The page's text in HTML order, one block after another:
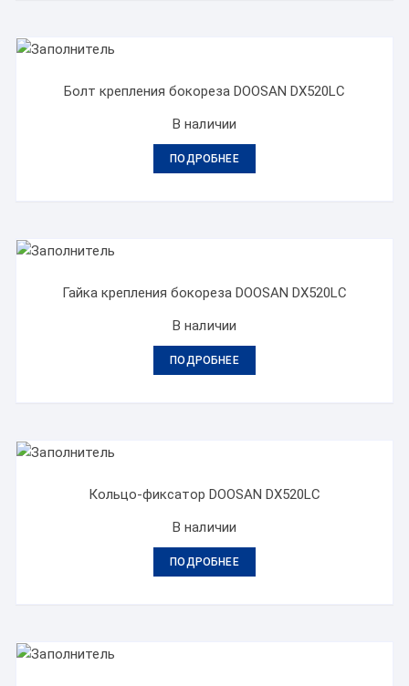
Болт крепления бокореза DOOSAN DX520LC
В наличии
ПОДРОБНЕЕ
Гайка крепления бокореза DOOSAN DX520LC
В наличии
ПОДРОБНЕЕ
Кольцо-фиксатор DOOSAN DX520LC
В наличии
ПОДРОБНЕЕ